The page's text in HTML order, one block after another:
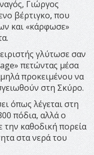
Γιώργος
βέρτιγκο, που
και «κάρφωσε»
γλύτωσε σαν
πετώντας μέσα
προκειμένου να
στη Σκύρο.
όπως λέγεται στη
πόδια, αλλά ο
καθοδική πορεία
στα νερά του